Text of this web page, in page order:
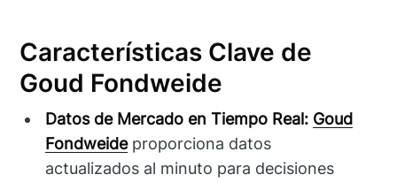
Características Clave de
Goud Fondweide
Datos de Mercado en Tiempo Real: Goud
Fondweideproporciona datos
actualizados al minuto para decisiones